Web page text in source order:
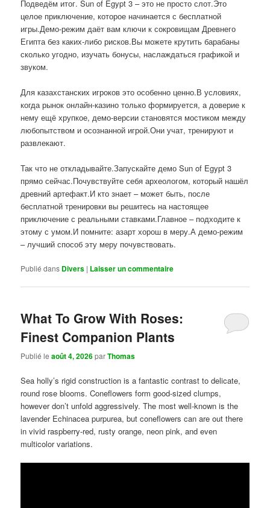
Подведём итог. Sun of Egypt 3 – это не просто слот.Это
целое приключение, которое начинается с бесплатной
игры.Демо-режим даёт вам ключи к сокровищам Древнего
Египта без каких-либо рисков.Вы можете крутить барабаны
сколько угодно, изучать бонусы, наслаждаться графикой и
звуком.
Для казахстанских игроков это особенно ценно.В условиях,
когда рынок онлайн-казино только формируется, а доверие к
нему ещё хрупкое, демо-версии становятся мостиком между
любопытством и осознанной игрой.Они учат, тренируют и
развлекают.
Так что не откладывайте.Запускайте демо Sun of Egypt 3
прямо сейчас.Почувствуйте себя археологом, который нашёл
древний артефакт.И кто знает – может быть, после
бесплатной тренировки вы решитесь на настоящее
приключение с реальными ставками.Главное – подходите к
этому с умом.И помните: азарт хорош в меру.А демо-режим
– лучший способ эту меру почувствовать.
Publié dans Divers | Laisser un commentaire
What To Grow With Roses:
Finest Companion Plants
Publié leaoût 4, 2026parThomas
Sea holly’s rigid construction is a fantastic contrast to delicate,
round rose blooms. Coneflowers form good-sized clumps,
however don’t unfold aggressively. The most well-known is the
lavender Echinacea purpurea, but coneflowers can are out there
in vivid raspberry-red, rusty orange, neon pink, and even
multicolor variations.